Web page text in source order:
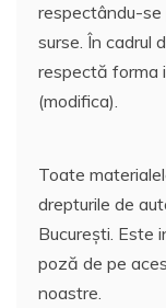
respectându-se
surse. În cadrul
respectă forma
(modifica).
Toate
drepturile de
București. Este
poză de pe
noastre.